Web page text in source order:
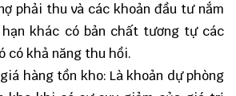
phải thu và các khoản đầu tư nắm
khác có bản chất tương tự các
có khả năng thu hồi.
hàng tồn kho: Là khoản dự phòng